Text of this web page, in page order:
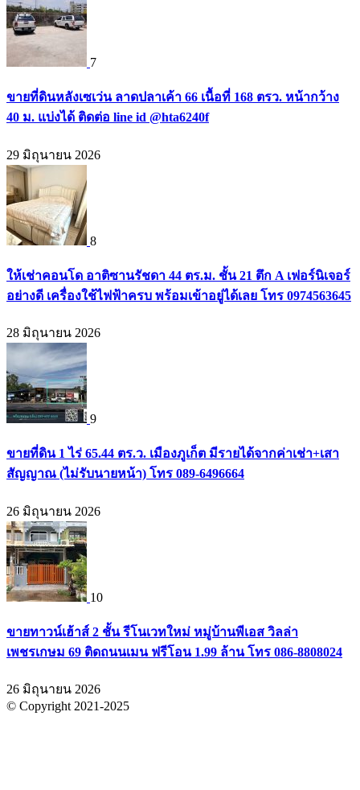
7
ขายที่ดินหลังเซเว่น ลาดปลาเค้า 66 เนื้อที่ 168 ตรว. หน้ากว้าง
40 ม. แบ่งได้ ติดต่อ line id @hta6240f
29 มิถุนายน 2026
8
ให้เช่าคอนโด อาติซานรัชดา 44 ตร.ม. ชั้น 21 ตึก A เฟอร์นิเจอร์
อย่างดี เครื่องใช้ไฟฟ้าครบ พร้อมเข้าอยู่ได้เลย โทร 0974563645
28 มิถุนายน 2026
9
ขายที่ดิน 1 ไร่ 65.44 ตร.ว. เมืองภูเก็ต มีรายได้จากค่าเช่า+เสา
สัญญาณ (ไม่รับนายหน้า) โทร 089-6496664
26 มิถุนายน 2026
10
ขายทาวน์เฮ้าส์ 2 ชั้น รีโนเวทใหม่ หมู่บ้านพีเอส วิลล่า
เพชรเกษม 69 ติดถนนเมน ฟรีโอน 1.99 ล้าน โทร 086-8808024
26 มิถุนายน 2026
© Copyright 2021-2025